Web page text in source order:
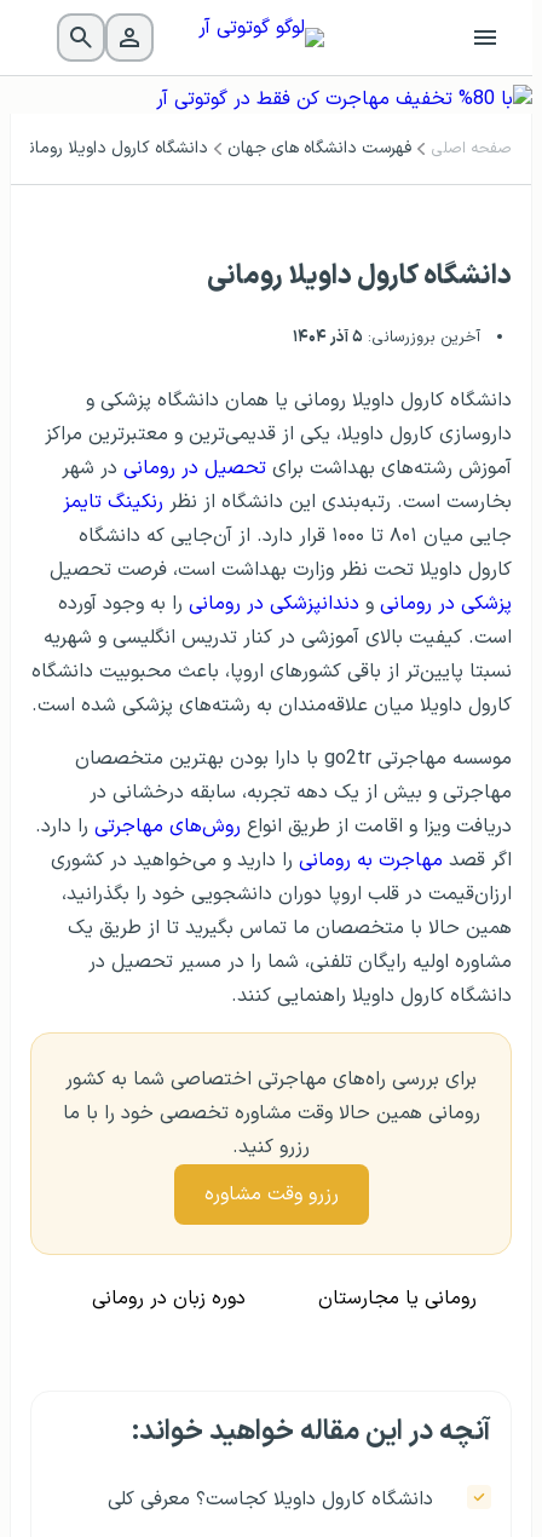
صفحه اصلی فهرست دانشگاه‌ های جهان دانشگاه کارول داویلا رومانی
دانشگاه کارول داویلا رومانی
آخرین بروزرسانی: ۵ آذر ۱۴۰۴
دانشگاه کارول داویلا رومانی یا همان دانشگاه پزشکی و
داروسازی کارول داویلا، یکی از قدیمی‌ترین و معتبرترین مراکز
آموزش رشته‌های بهداشت برای تحصیل در رومانی در شهر
بخارست است. رتبه‌بندی این دانشگاه از نظر رنکینگ تایمز
جایی میان ۸۰۱ تا ۱۰۰۰ قرار دارد. از آن‌جایی که دانشگاه
کارول داویلا تحت نظر وزارت بهداشت است، فرصت تحصیل
پزشکی در رومانی و دندانپزشکی در رومانی را به وجود آورده
است. کیفیت بالای آموزشی در کنار تدریس انگلیسی و شهریه
نسبتا پایین‌تر از باقی کشورهای اروپا، باعث محبوبیت دانشگاه
کارول داویلا میان علاقه‌مندان به رشته‌های پزشکی شده است.
موسسه مهاجرتی go2tr با دارا بودن بهترین متخصصان
مهاجرتی و بیش از یک دهه تجربه، سابقه درخشانی در
دریافت ویزا و اقامت از طریق انواع روش‌های مهاجرتی را دارد.
اگر قصد مهاجرت به رومانی را دارید و می‌خواهید در کشوری
ارزان‌قیمت در قلب اروپا دوران دانشجویی خود را بگذرانید،
همین حالا با متخصصان ما تماس بگیرید تا از طریق یک
مشاوره اولیه رایگان تلفنی، شما را در مسیر تحصیل در
دانشگاه کارول داویلا راهنمایی کنند.
برای بررسی راه‌های مهاجرتی اختصاصی شما به کشور
رومانی همین حالا وقت مشاوره تخصصی خود را با ما
رزرو کنید.
رزرو وقت مشاوره
رومانی یا مجارستان دوره زبان در رومانی
آنچه در این مقاله خواهید خواند:
دانشگاه کارول داویلا کجاست؟ معرفی کلی